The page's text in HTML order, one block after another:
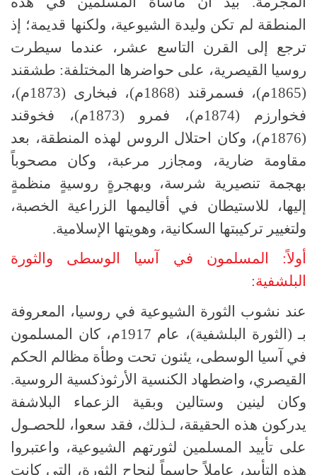
المنطقة لم تكن وليدة الشيوعية، ولكنها قديمة؛ إذ
ترجع إلى القرن التاسع عشر، عندما سيطرت
روسيا القيصرية، على حواضرها المختلفة: طشقند
(1865م)، فسمرقند (1868م)، فبخارى (1873م)،
فخوارزم (1874م)، فمرو (1873م)، فخوقند
(1876م)، وكان احتلال الروس لهذه المنطقة، بعد
مقاومة ضارية، ومجازر مرعبة، وكان مصحوباً
بهجمة تنصيرية شرسة، وبهجرةٍ روسيةٍ منظمةٍ
إليها، للاستيطان في أقاليمها الزراعية الخصبة،
ولتغيير تركيبتها السكانية، وهويتها الإسلامية.
أولاً: المسلمون في آسيا الوسطى والثورة
البلشفية:
عند نشوب الثورة الشيوعية في روسيا، المعروفة
بـ (الثورة البلشفية)، عام 1917م، كان المسلمون
في آسيا الوسطى، يئنون تحت وطأة مظالم الحكم
القيصري، واضطهاد الكنسية الأرثوذكسية الروسية.
وكان لينين وستالين وبقية الزعماء البلاشفة
يدركون هذه الحقيقة، لـذلك، فقد سعوا، للحصـول
على تأييد المسلمين لثورتهم الشيوعية، واعتبروا
هذه التأييد، عاملاً حاسماً لنجاح الثورة، التي كانت